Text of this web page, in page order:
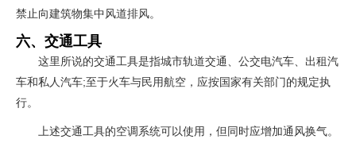
禁止向建筑物集中风道排风。
六、交通工具
这里所说的交通工具是指城市轨道交通、公交电汽车、出租汽
车和私人汽车;至于火车与民用航空，应按国家有关部门的规定执
行。
上述交通工具的空调系统可以使用，但同时应增加通风换气。